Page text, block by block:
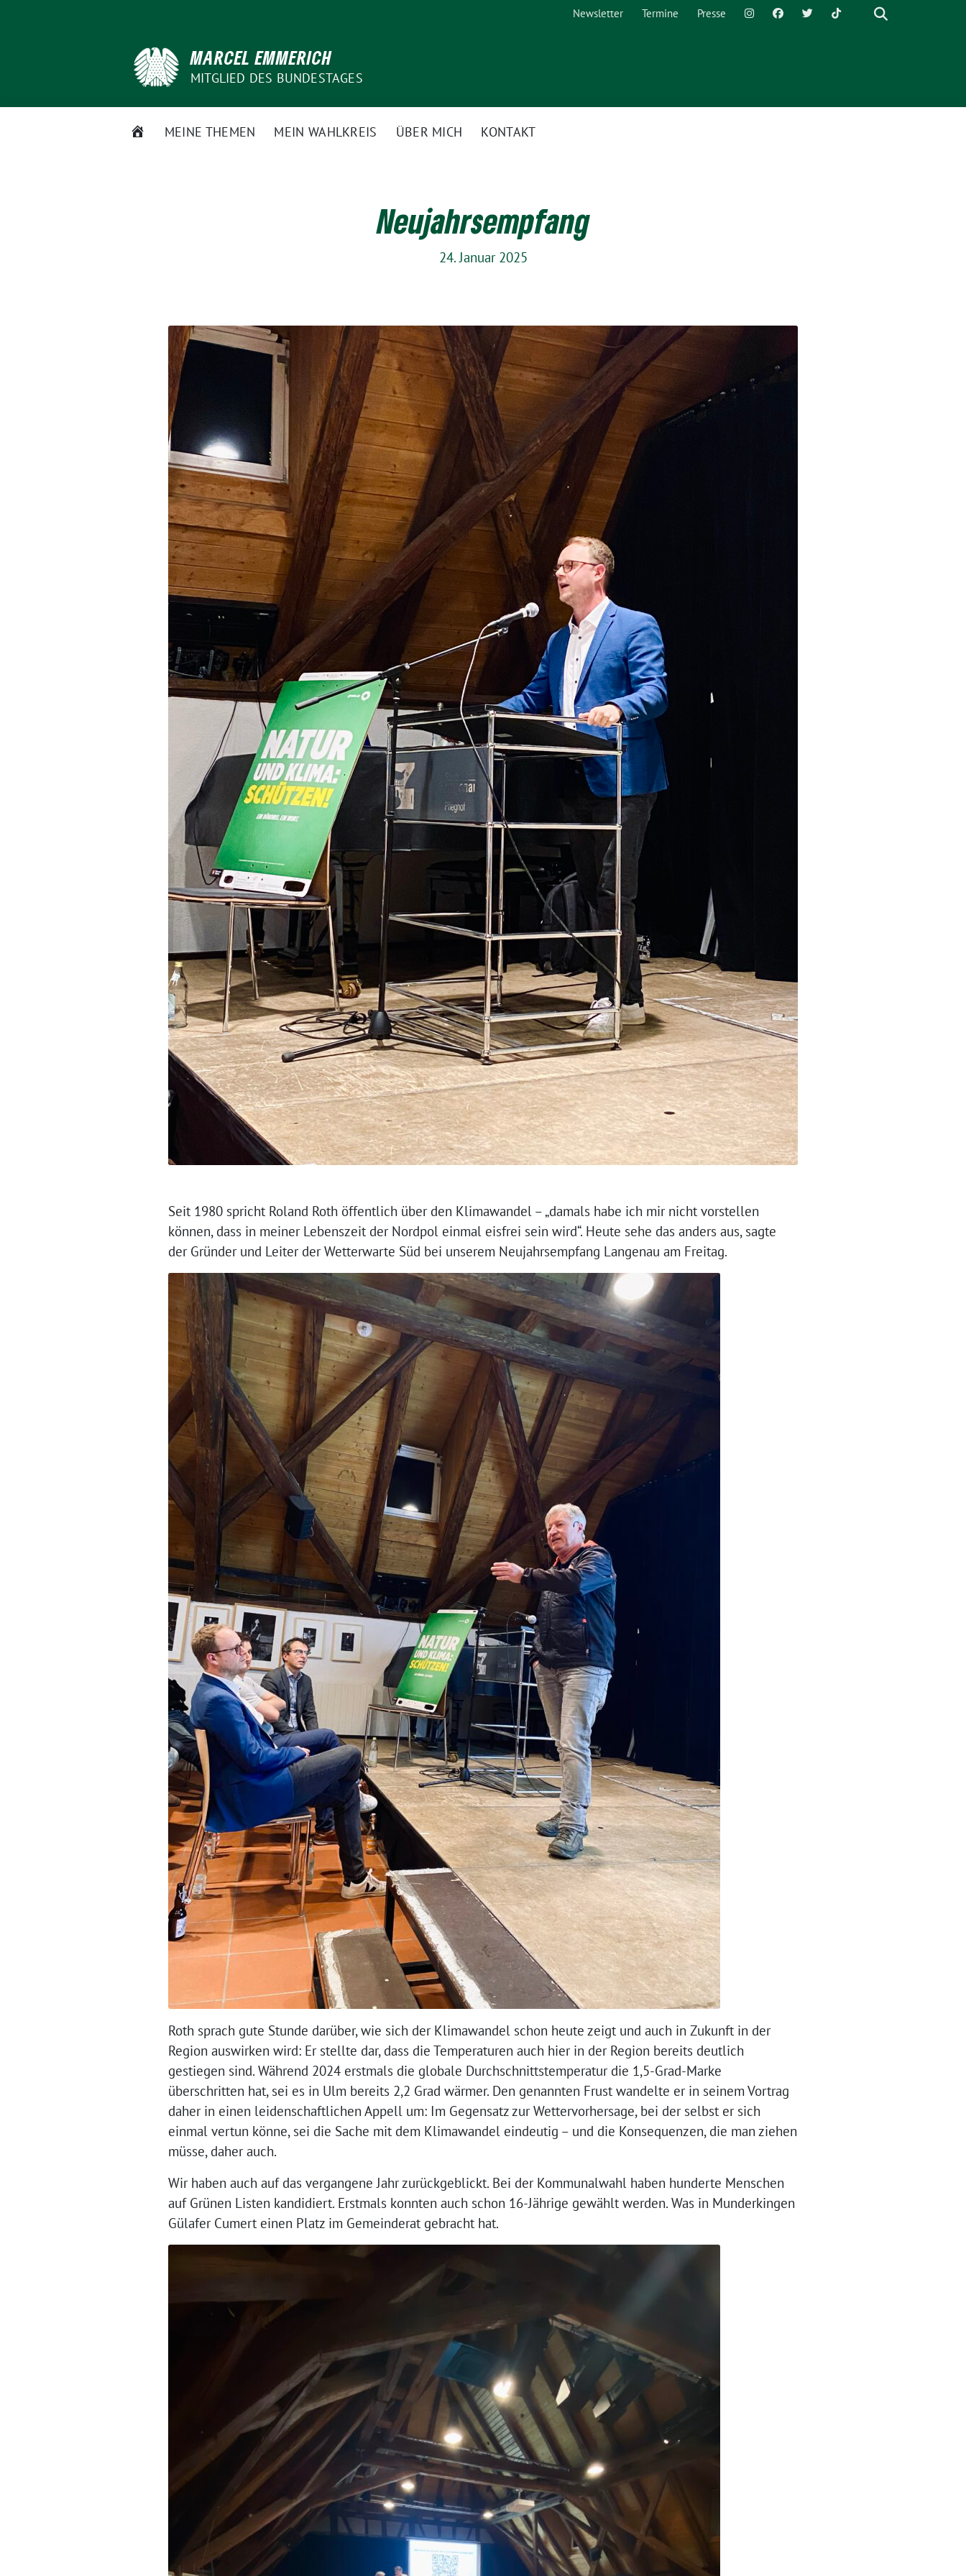
Newsletter Termine Presse
MARCEL EMMERICH
MITGLIED DES BUNDESTAGES
STARTSEITE
MEINE THEMEN MEIN WAHLKREIS ÜBER MICH KONTAKT
Neujahrsempfang
24. Januar 2025
Seit 1980 spricht Roland Roth öffentlich über den Klimawandel – „damals habe ich mir nicht vorstellen
können, dass in meiner Lebenszeit der Nordpol einmal eisfrei sein wird“. Heute sehe das anders aus, sagte
der Gründer und Leiter der Wetterwarte Süd bei unserem Neujahrsempfang Langenau am Freitag.
Roth sprach gute Stunde darüber, wie sich der Klimawandel schon heute zeigt und auch in Zukunft in der
Region auswirken wird: Er stellte dar, dass die Temperaturen auch hier in der Region bereits deutlich
gestiegen sind. Während 2024 erstmals die globale Durchschnittstemperatur die 1,5-Grad-Marke
überschritten hat, sei es in Ulm bereits 2,2 Grad wärmer. Den genannten Frust wandelte er in seinem Vortrag
daher in einen leidenschaftlichen Appell um: Im Gegensatz zur Wettervorhersage, bei der selbst er sich
einmal vertun könne, sei die Sache mit dem Klimawandel eindeutig – und die Konsequenzen, die man ziehen
müsse, daher auch.
Wir haben auch auf das vergangene Jahr zurückgeblickt. Bei der Kommunalwahl haben hunderte Menschen
auf Grünen Listen kandidiert. Erstmals konnten auch schon 16-Jährige gewählt werden. Was in Munderkingen
Gülafer Cumert einen Platz im Gemeinderat gebracht hat.